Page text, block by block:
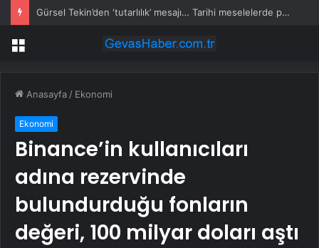
Gürsel Tekin’den ‘tutarlılık’ mesajı… Tarihi meselelerde pusula net olmalı
Menü
Anasayfa / Ekonomi
Ekonomi
Binance’in kullanıcıları
adına rezervinde
bulundurduğu fonların
değeri, 100 milyar doları aştı